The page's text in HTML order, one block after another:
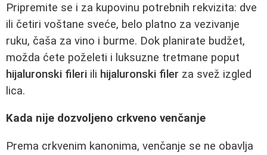
Pripremite se i za kupovinu potrebnih rekvizita: dve
ili četiri voštane sveće, belo platno za vezivanje
ruku, čaša za vino i burme. Dok planirate budžet,
možda ćete poželeti i luksuzne tretmane poput
hijaluronski fileri ili hijaluronski filer za svež izgled
lica.
Kada nije dozvoljeno crkveno venčanje
Prema crkvenim kanonima, venčanje se ne obavlja